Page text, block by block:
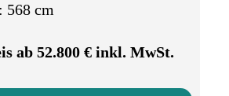
568 cm
ab 52.800 € inkl. MwSt.